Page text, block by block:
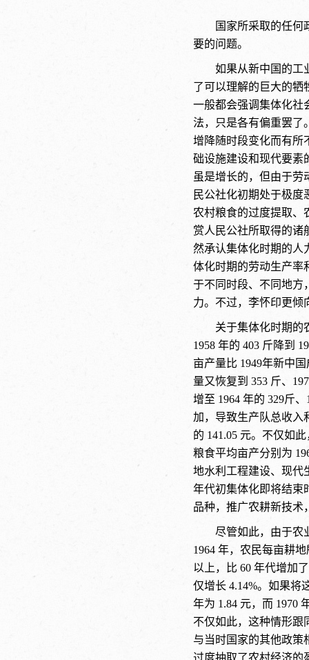
国家所采取的任
要的问题。
如果从新中国的工
了可以理解的巨大的牺
一般都会强调集体化社
法，只是各有偏重罢了
增降随时段变化而有所
础设施建设和现代要素
虽是增长的，但由于劳
民公社化初期处于极
农村粮食的过度提取、
赏人民公社所取得的诸
然承认集体化时期的人
体化时期的劳动生产率
于不同时段、不同地方
力。不过，李怀印更倾
关于集体化时期的
1958 年的 403 斤降到
亩产量比 1949年新中
量又恢复到 353 斤、
增至 1964 年的 329斤
加，导致生产队总收入
的 141.05 元。不仅如
粮食平均亩产分别为
地水利工程建设、现代
年代初集体化即将结束
品种，推广农耕新技术
尽管如此，由于农
1964 年，农民每亩耕
以上，比 60 年代增加
仅增长 4.14%。如果将
年为 1.84 元，而 1970
不仅如此，这种情形跟
与当时国家的其他政策
过度抽取了农村经济的